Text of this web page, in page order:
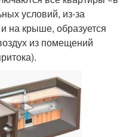
условий, из-за
на крыше, образуется
из помещений